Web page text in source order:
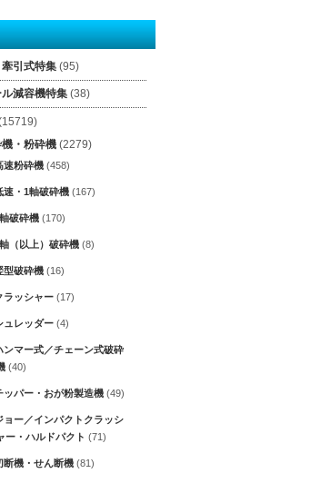
引式特集(95)
減容機特集(38)
・粉砕機(2279)
速粉砕機(458)
速・1軸破砕機(167)
破砕機(170)
（以上）破砕機(8)
型破砕機(16)
ラッシャー(17)
ュレッダー(4)
ンマー式／チェーン式破砕
(40)
ッパー・おが粉製造機(49)
ョー／インパクトクラッシ
ー・ハルドパクト (71)
断機・せん断機(81)